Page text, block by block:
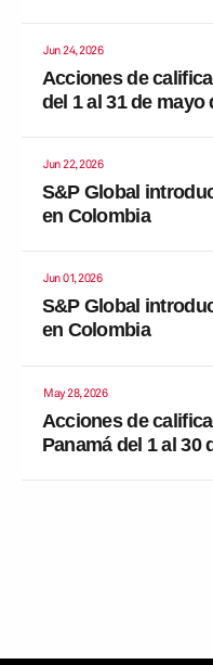
Jun 24, 2026
Acciones de
del 1 al 31 de mayo
Jun 22, 2026
S&P Global
en Colombia
Jun 01, 2026
S&P Global
en Colombia
May 28, 2026
Acciones de
Panamá del 1 al 30